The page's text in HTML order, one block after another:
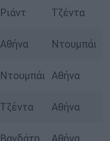
Ριάντ Τζέντα
Αθήνα Ντουμπάι
Ντουμπάι Αθήνα
Τζέντα Αθήνα
Βαγδάτη Αθήνα